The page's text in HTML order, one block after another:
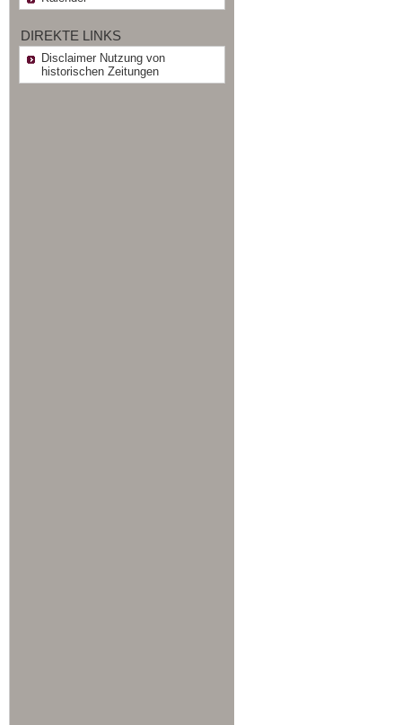
DIREKTE LINKS
Disclaimer Nutzung von
historischen Zeitungen